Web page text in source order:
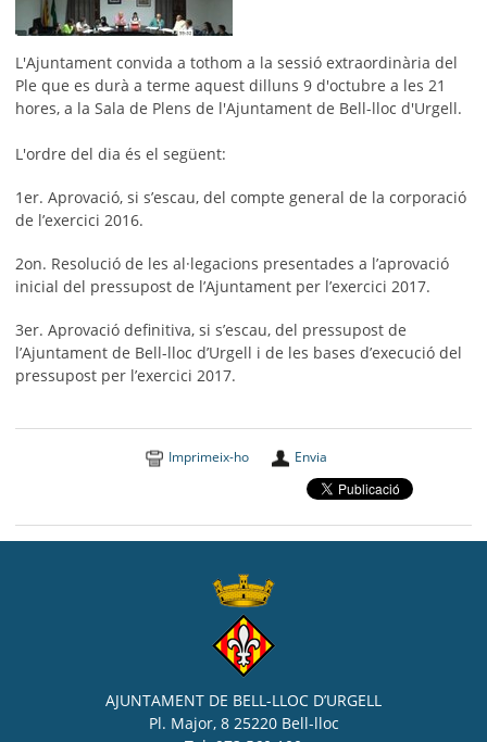
L'Ajuntament convida a tothom a la sessió extraordinària del
Ple que es durà a terme aquest dilluns 9 d'octubre a les 21
hores, a la Sala de Plens de l'Ajuntament de Bell-lloc d'Urgell.
L'ordre del dia és el següent:
1er. Aprovació, si s’escau, del compte general de la corporació
de l’exercici 2016.
2on. Resolució de les al·legacions presentades a l’aprovació
inicial del pressupost de l’Ajuntament per l’exercici 2017.
3er. Aprovació definitiva, si s’escau, del pressupost de
l’Ajuntament de Bell-lloc d’Urgell i de les bases d’execució del
pressupost per l’exercici 2017.
Imprimeix-ho Envia
AJUNTAMENT DE BELL-LLOC D’URGELL
Pl. Major, 8 25220 Bell-lloc